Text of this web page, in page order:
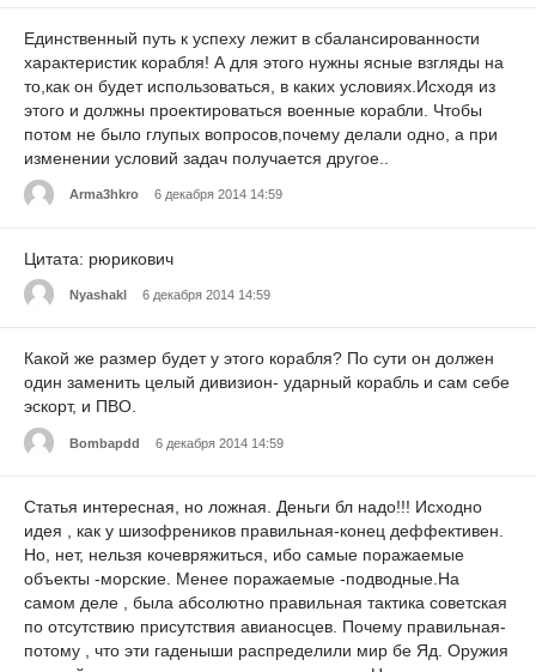
Единственный путь к успеху лежит в сбалансированности
характеристик корабля! А для этого нужны ясные взгляды на
то,как он будет использоваться, в каких условиях.Исходя из
этого и должны проектироваться военные корабли. Чтобы
потом не было глупых вопросов,почему делали одно, а при
изменении условий задач получается другое..
Arma3hkro 6 декабря 2014 14:59
Цитата: рюрикович
Nyashakl 6 декабря 2014 14:59
Какой же размер будет у этого корабля? По сути он должен
один заменить целый дивизион- ударный корабль и сам себе
эскорт, и ПВО.
Bombapdd 6 декабря 2014 14:59
Статья интересная, но ложная. Деньги бл надо!!! Исходно
идея , как у шизофреников правильная-конец деффективен.
Но, нет, нельзя кочевряжиться, ибо самые поражаемые
объекты -морские. Менее поражаемые -подводные.На
самом деле , была абсолютно правильная тактика советская
по отсутствию присутствия авианосцев. Почему правильная-
потому , что эти гаденыши распределили мир бе Яд. Оружия